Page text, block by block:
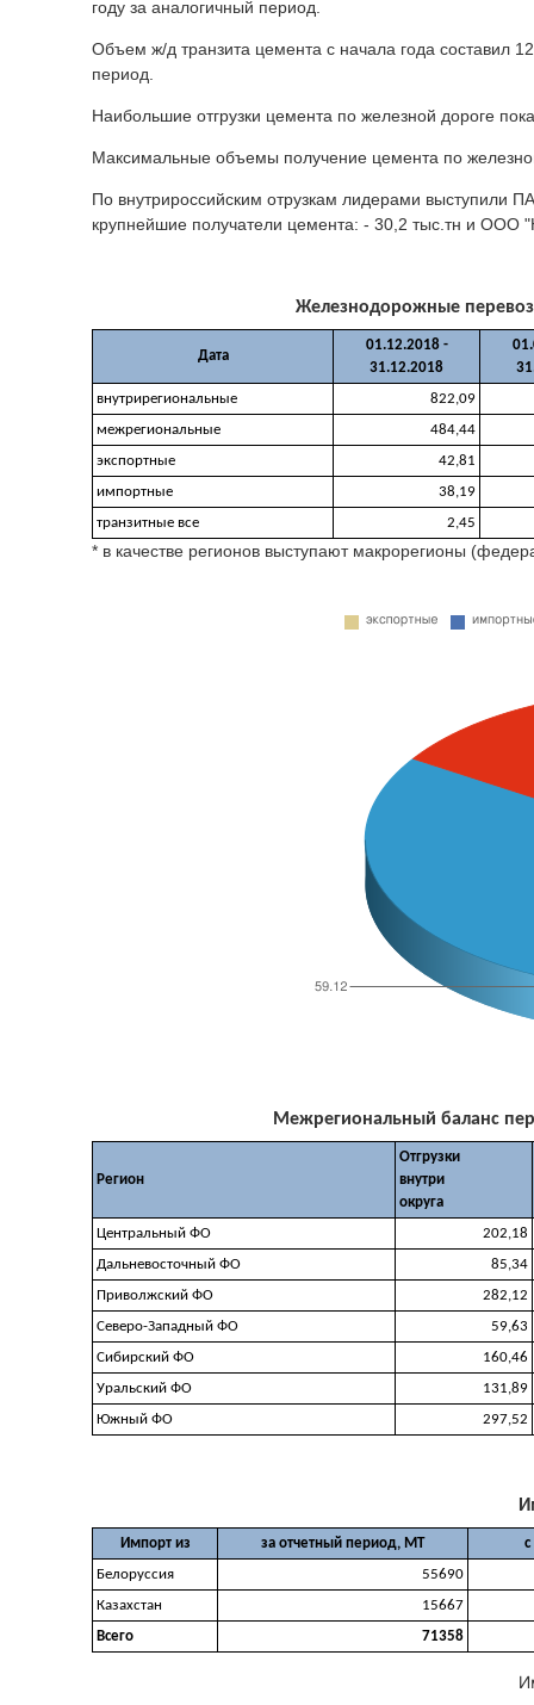
году за аналогичный период.
Объем ж/д транзита цемента с начала года составил
период.
Наибольшие отгрузки цемента по железной дороге
Максимальные объемы получение цемента по
По внутрироссийским отрузкам лидерами
крупнейшие получатели цемента: - 30,2 тыс.тн и ООО
Железнодорожные
Дата
01.12.2018 -
31.12.2018
внутрирегиональные
822,09
межрегиональные
484,44
экспортные
42,81
импортные
38,19
транзитные все
2,45
* в качестве регионов выступают макрорегионы
Межрегиональный баланс
Регион
Отгрузки
внутри
округа
Центральный ФО
202,18
Дальневосточный ФО
85,34
Приволжский ФО
282,12
Северо-Западный ФО
59,63
Сибирский ФО
160,46
Уральский ФО
131,89
Южный ФО
297,52
Импорт из за отчетный период, МТ
Белоруссия
55690
Казахстан
15667
Всего
71358